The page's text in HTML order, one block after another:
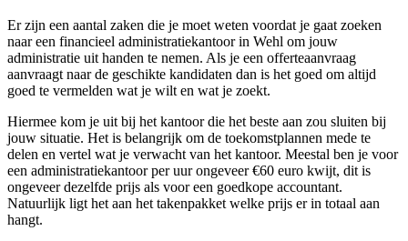
Er zijn een aantal zaken die je moet weten voordat je gaat zoeken
naar een financieel administratiekantoor in Wehl om jouw
administratie uit handen te nemen. Als je een offerteaanvraag
aanvraagt naar de geschikte kandidaten dan is het goed om altijd
goed te vermelden wat je wilt en wat je zoekt.
Hiermee kom je uit bij het kantoor die het beste aan zou sluiten bij
jouw situatie. Het is belangrijk om de toekomstplannen mede te
delen en vertel wat je verwacht van het kantoor. Meestal ben je voor
een administratiekantoor per uur ongeveer €60 euro kwijt, dit is
ongeveer dezelfde prijs als voor een goedkope accountant.
Natuurlijk ligt het aan het takenpakket welke prijs er in totaal aan
hangt.